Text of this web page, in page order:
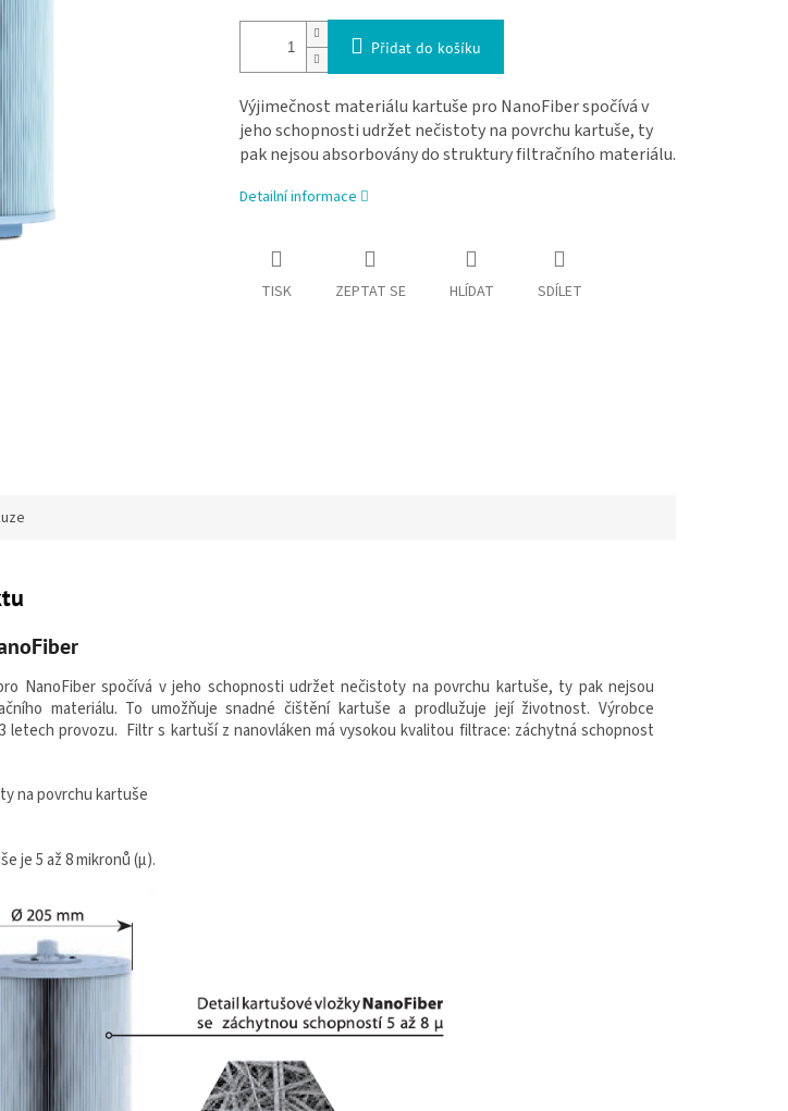
Přidat do košíku
Výjimečnost materiálu kartuše pro NanoFiber spočívá v
jeho schopnosti udržet nečistoty na povrchu kartuše, ty
pak nejsou absorbovány do struktury filtračního materiálu.
Detailní informace
TISK ZEPTAT SE HLÍDAT SDÍLET
NanoFiber spočívá v jeho schopnosti udržet nečistoty na povrchu kartuše, ty pak nejsou
materiálu. To umožňuje snadné čištění kartuše a prodlužuje její životnost. Výrobce
letech provozu. Filtr s kartuší z nanovláken má vysokou kvalitou filtrace: záchytná schopnost
na povrchu kartuše
je 5 až 8 mikronů (µ).